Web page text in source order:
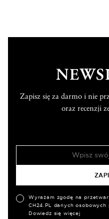
Zapisz się za darmo i nie
oraz recenzji
Wyrażam zgodę na
CH24.PL danych osobowych
Dowiedz się więcej